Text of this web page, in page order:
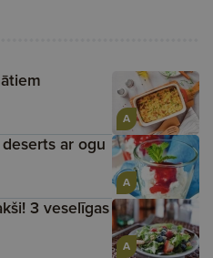
A
A
ar ogu
A
3 veselīgas